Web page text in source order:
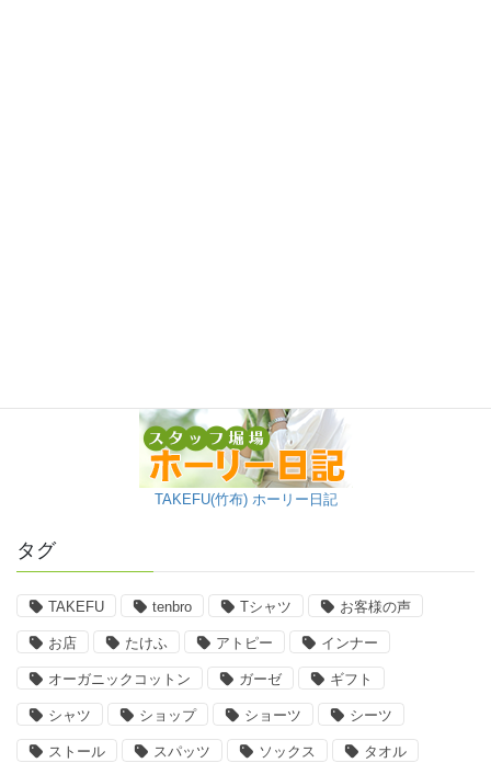
TAKEFU(竹布) ホーリー日記
タグ
TAKEFU tenbro Tシャツ お客様の声
お店 たけふ アトピー インナー
オーガニックコットン ガーゼ ギフト
シャツ ショップ ショーツ シーツ
ストール スパッツ ソックス タオル